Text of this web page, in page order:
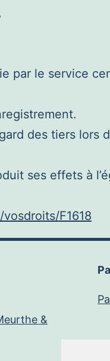
par le service
des tiers lors
ses effets à
F1618
&